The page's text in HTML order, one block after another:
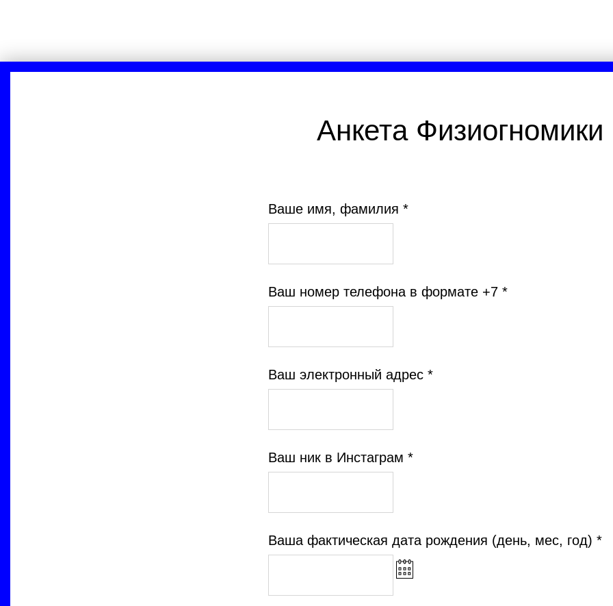
Анкета Физиогномики
Ваше имя, фамилия *
Ваш номер телефона в формате +7 *
Ваш электронный адрес *
Ваш ник в Инстаграм *
Ваша фактическая дата рождения (день, мес, год) *